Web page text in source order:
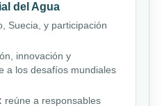
del Agua
Suecia, y participación
innovación y
a los desafíos mundiales
reúne a responsables